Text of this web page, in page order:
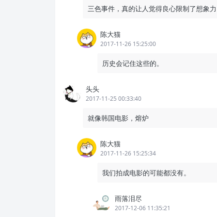
三色事件，真的让人觉得良心限制了想象
陈大猫
2017-11-26 15:25:00
历史会记住这些的。
头头
2017-11-25 00:33:40
就像韩国电影，熔炉
陈大猫
2017-11-26 15:25:34
我们拍成电影的可能都没有。
雨落泪尽
2017-12-06 11:35:21